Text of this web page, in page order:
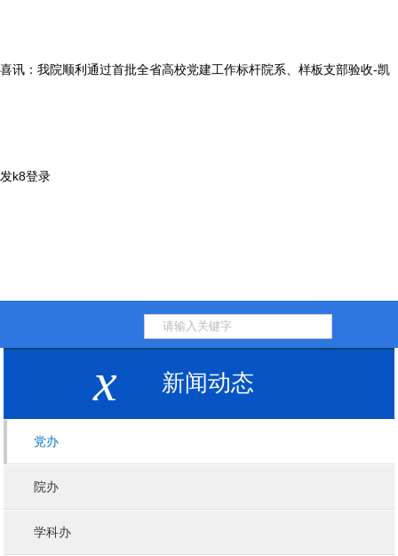
喜讯：我院顺利通过首批全省高校党建工作标杆院系、样板支部验收-凯
发k8登录
x 新闻动态
党办
院办
学科办